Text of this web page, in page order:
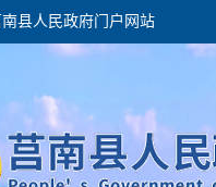
县人民政府门户网站
领